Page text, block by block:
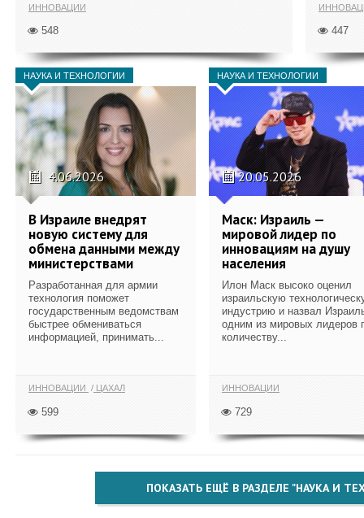
ИННОВАЦИИ
548 447
НАУКА И ТЕХНОЛОГИИ
4.06.2026
В Израиле внедрят
новую систему для
обмена данными между
министерствами
Разработанная для армии
технология поможет
государственным ведомствам
быстрее обмениваться
информацией, принимать...
ИННОВАЦИИ ЦАХАЛ
599
НАУКА И ТЕХНОЛОГИИ
20.05.2026
Маск: Израиль —
мировой лидер по
инновациям на душу
населения
Илон Маск высоко оценил
израильскую
индустрию и назвал
одним из мировых лидеров
количеству...
ИННОВАЦИИ
729
ПОКАЗАТЬ ЕЩЁ В РАЗДЕЛЕ "НАУКА И